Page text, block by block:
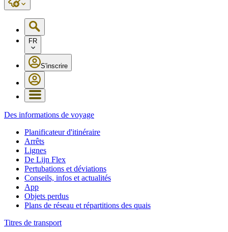
FR
S'inscrire
Des informations de voyage
Planificateur d'itinéraire
Arrêts
Lignes
De Lijn Flex
Pertubations et déviations
Conseils, infos et actualités
App
Objets perdus
Plans de réseau et répartitions des quais
Titres de transport